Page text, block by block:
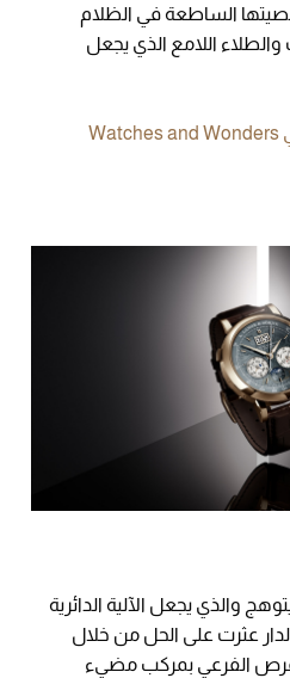
الساطعة في الظلام
اللامع الذي يجعل
أبرز الساعات في Watches and Wonders
والذي يجعل الآلية الدائرية
الدار عثرت على الحل من خلال
الفرعي بمركب مضيء